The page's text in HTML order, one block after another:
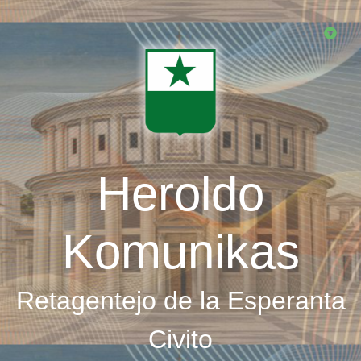
Skip
Heroldo
Komunikas
Retagentejo de la Esperanta
Civito